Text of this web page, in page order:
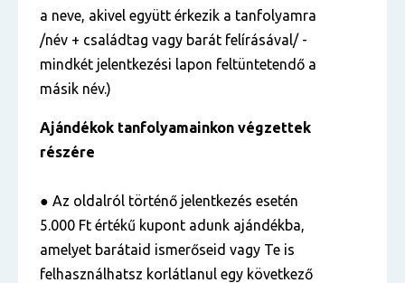
a neve, akivel együtt érkezik a tanfolyamra
/név + családtag vagy barát felírásával/ -
mindkét jelentkezési lapon feltüntetendő a
másik név.)
Ajándékok tanfolyamainkon végzettek
részére
● Az oldalról történő jelentkezés esetén
5.000 Ft értékű kupont adunk ajándékba,
amelyet barátaid ismerőseid vagy Te is
felhasználhatsz korlátlanul egy következő